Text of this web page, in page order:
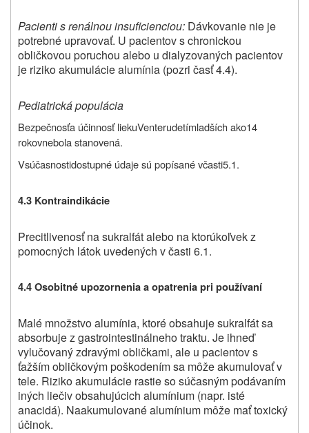
Pacienti s renálnou insuficienciou: Dávkovanie nie je
potrebné upravovať. U pacientov s chronickou
obličkovou poruchou alebo u dialyzovaných pacientov
je riziko akumulácie alumínia (pozri časť 4.4).
Pediatrická populácia
Bezpečnosťa účinnosť liekuVenterudetímladších ako14
rokovnebolastanovená.
Vsúčasnostidostupné údaje sú popísanévčasti5.1.
4.3 Kontraindikácie
Precitlivenosť nasukralfátalebo na ktorúkoľvek z
pomocných látok uvedených v časti 6.1.
4.4 Osobitné upozornenia a opatrenia pri používaní
Malé množstvo alumínia, ktoré obsahuje sukralfát sa
absorbuje z gastrointestinálneho traktu. Je ihneď
vylučovaný zdravými obličkami, ale u pacientov s
ťažším obličkovým poškodením sa môže akumulovať v
tele. Riziko akumulácie rastie so súčasným podávaním
iných liečiv obsahujúcich alumínium (napr. isté
anacidá). Naakumulované alumínium môže mať toxický
účinok.